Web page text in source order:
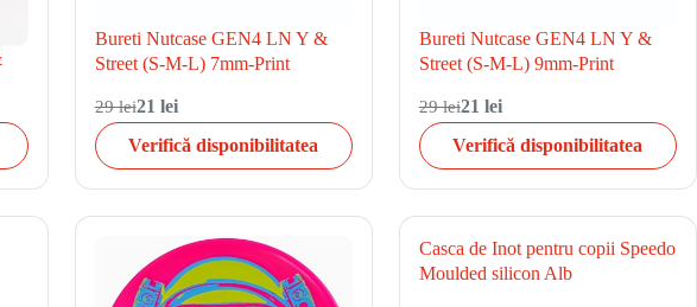
Bureti Nutcase GEN4 LN Y &
Street (S-M-L) 7mm-Print
29 lei21 lei
Verifică disponibilitatea
Bureti Nutcase GEN4 LN Y &
Street (S-M-L) 9mm-Print
29 lei21 lei
Verifică disponibilitatea
Casca de Inot pentru copii Speedo
Moulded silicon Alb